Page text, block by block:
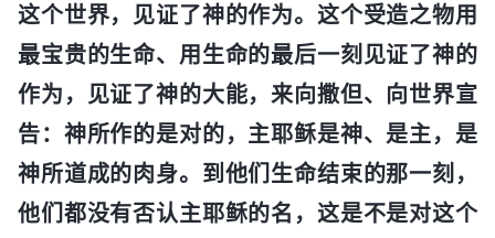
这个世界，见证了神的作为。这个受造之物用
最宝贵的生命、用生命的最后一刻见证了神的
作为，见证了神的大能，来向撒但、向世界宣
告：神所作的是对的，主耶稣是神、是主，是
神所道成的肉身。到他们生命结束的那一刻，
他们都没有否认主耶稣的名，这是不是对这个